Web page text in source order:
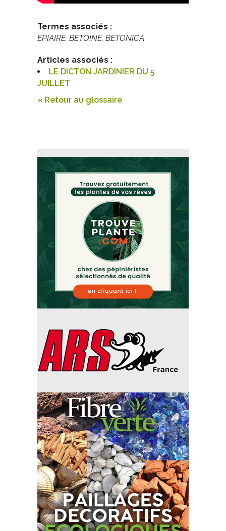
Termes associés :
EPIAIRE, BETOINE, BETONICA
Articles associés :
LE DICTON JARDINIER DU 5
JUILLET
« Retour au glossaire